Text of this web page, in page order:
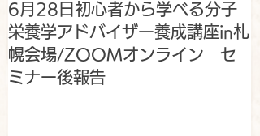
6月28日初心者から学べる分子
栄養学アドバイザー養成講座in札
幌会場/ZOOMオンライン セ
ミナー後報告